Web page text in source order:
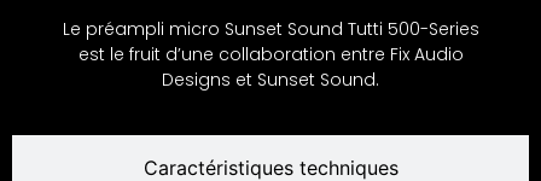
Caractéristiques techniques
Le préampli micro Sunset Sound Tutti 500-Series
est le fruit d’une collaboration entre Fix Audio
Designs et Sunset Sound.